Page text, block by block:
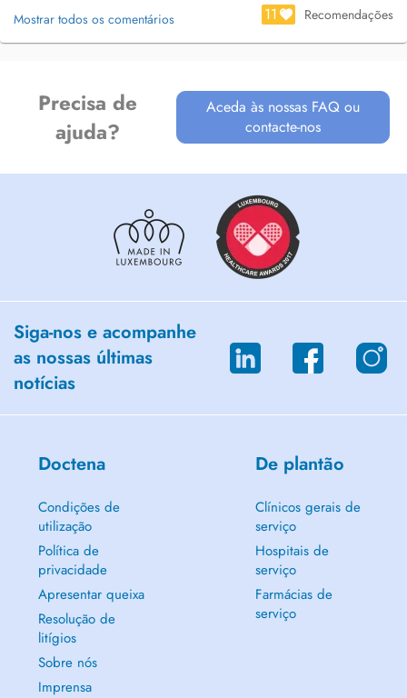
pour l'accompagnement des patientes après un cancer du sein.
Passionnée par le mouvement, je débuterai en septembre 2026 une
Mostrar todos os comentários 11 Recomendações
Precisa de
ajuda?
Aceda às nossas FAQ ou
contacte-nos
Siga-nos e acompanhe
as nossas últimas
notícias
Doctena
Condições de
utilização
Política de
privacidade
Apresentar queixa
Resolução de
litígios
Sobre nós
Imprensa
De plantão
Clínicos gerais de
serviço
Hospitais de
serviço
Farmácias de
serviço